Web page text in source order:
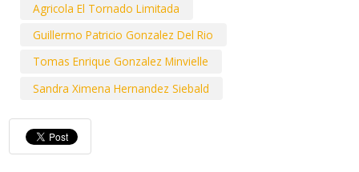
Agricola El Tornado Limitada
Guillermo Patricio Gonzalez Del Rio
Tomas Enrique Gonzalez Minvielle
Sandra Ximena Hernandez Siebald